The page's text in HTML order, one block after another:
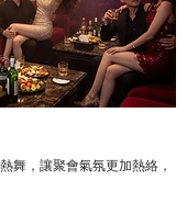
舞，讓聚會氣氛更加熱絡，